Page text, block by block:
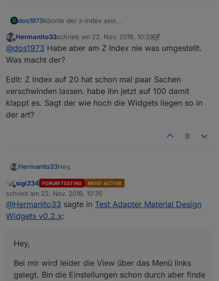
D dos1973Könnte der z-index sein...
Offline
Hermanito33schrieb am 22. Nov. 2019, 10:28
zuletzt editiert von Hermanito33
@dos1973 Habe aber am Z Index nie was umgestellt.
Was macht der?
Edit: Z Index auf 20 hat schon mal paar Sachen
verschwinden lassen. habe ihn jetzt auf 100 damit
klappt es. Sagt der wie hoch die Widgets liegen so in
der art?
0
Hermanito33Hey,
Bei mir wird leider die View über das Menü links
gelegt. Bin die Einstellungen schon durch aber
finde nichts. Ist bestimmt nur irgendwo ein
Hacken.
Online
sigi234 FORUM TESTING MOST ACTIVE
schrieb am 22. Nov. 2019, 10:35
zuletzt editiert von
@Hermanito33 sagte in Test Adapter Material Design
Widgets v0.2.x:
Hey,
Bei mir wird leider die View über das Menü links
gelegt. Bin die Einstellungen schon durch aber finde